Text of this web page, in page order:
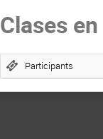
Clases
Participants